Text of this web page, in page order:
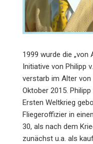
1999 wurde die „von
Initiative von Philipp
verstarb im Alter
Oktober 2015.
Ersten Weltkrieg
Fliegeroffizier in
30, als nach dem
zunächst u.a. als